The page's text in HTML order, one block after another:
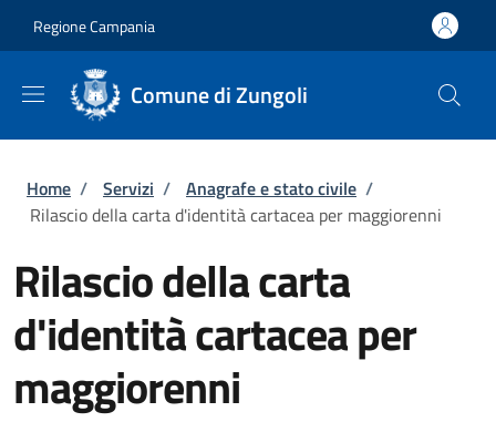
Regione Campania
Comune di Zungoli
Briciole di pane
Home / Servizi / Anagrafe e stato civile /
Rilascio della carta d'identità cartacea per maggiorenni
Rilascio della carta
d'identità cartacea per
maggiorenni